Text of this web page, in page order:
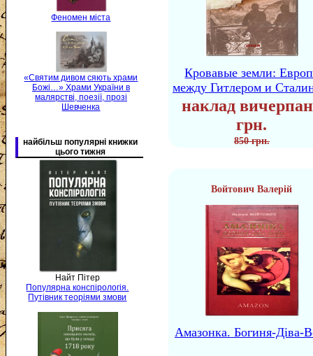
Феномен міста
«Святим дивом сяють храми
Божі…» Храми України в
малярстві, поезії, прозі
Шевченка
найбільш популярні книжки
цього тижня
Найт Пітер
Популярна конспірологія.
Путівник теоріями змови
Кровавые земли:
между Гитлером и
наклад
грн.
850 грн.
Войтович Валерій
Амазонка. Богиня-Діва-